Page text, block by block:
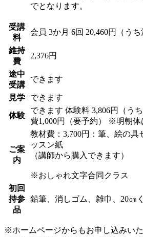
でとなります。
受講
料
会員 3か月 6回 20,460円（うち
維持
費
2,376円
途中
受講
できます
見学 できます
体験
できます 体験料 3,806円（う
費1,000円（要予約） ※明朝体
ご案
内
教材費：3,700円：筆、絵の具
ッスン紙
（講師から購入できます）
※おしゃれ文字合同クラス
初回
持参
品
鉛筆、消しゴム、雑巾、20㎝
※ホームページからもお申し込みい